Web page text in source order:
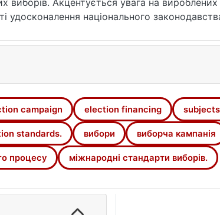
Акцентується увага на
удосконалення національного
campaign election financing
standards. вибори виборча кампанія
процесу міжнародні стандарти виборів.